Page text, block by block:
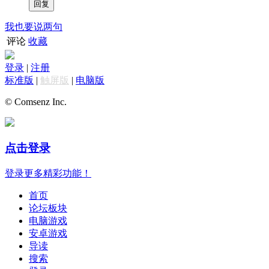
我也要说两句
评论 收藏
登录 | 注册
标准版 | 触屏版 | 电脑版
© Comsenz Inc.
点击登录
登录更多精彩功能！
首页
论坛板块
电脑游戏
安卓游戏
导读
搜索